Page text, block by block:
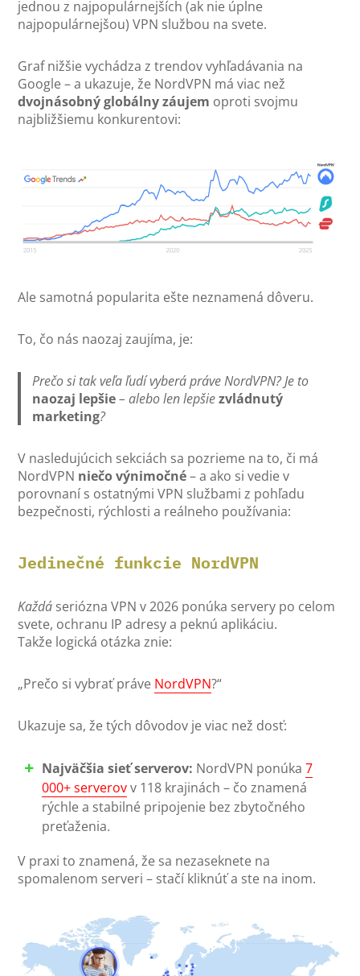
jednou z najpopulárnejších (ak nie úplne
najpopulárnejšou) VPN službou na svete.
Graf nižšie vychádza z trendov vyhľadávania na
Google – a ukazuje, že NordVPN má viac než
dvojnásobný globálny záujem oproti svojmu
najbližšiemu konkurentovi:
Ale samotná popularita ešte neznamená dôveru.
To, čo nás naozaj zaujíma, je:
Prečo si tak veľa ľudí vyberá práve NordVPN? Je to
naozaj lepšie– alebo len lepšiezvládnutý
marketing?
V nasledujúcich sekciách sa pozrieme na to, či má
NordVPN niečo výnimočné– a ako si vedie v
porovnaní s ostatnými VPN službami z pohľadu
bezpečnosti, rýchlosti a reálneho používania:
Jedinečné funkcie NordVPN
Každá seriózna VPN v 2026 ponúka servery po celom
svete, ochranu IP adresy a peknú aplikáciu.
Takže logická otázka znie:
„Prečo si vybrať práve NordVPN?“
Ukazuje sa, že tých dôvodov je viac než dosť:
Najväčšia sieť serverov: NordVPN ponúka7
000+ serverovv 118 krajinách – čo znamená
rýchle a stabilné pripojenie bez zbytočného
preťaženia.
V praxi to znamená, že sa nezaseknete na
spomalenom serveri – stačí kliknúť a ste na inom.